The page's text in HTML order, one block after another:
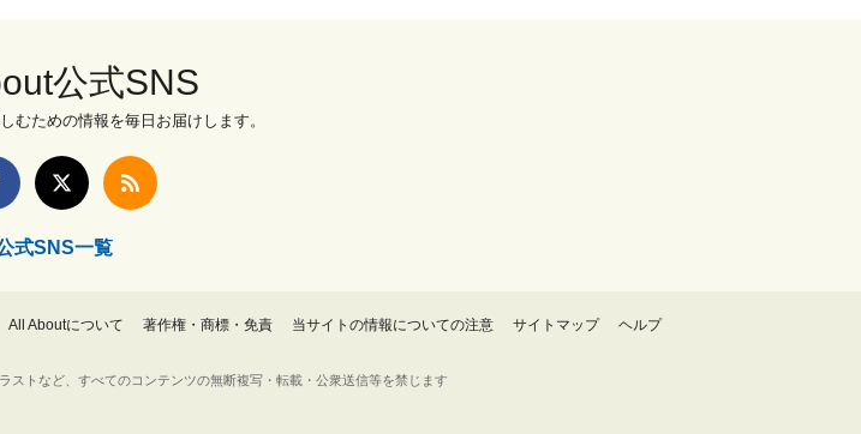
公式SNS
むための情報を毎日お届けします。
式SNS一覧
All Aboutについて 著作権・商標・免責 当サイトの情報についての注意 サイトマップ ヘルプ
ストなど、すべてのコンテンツの無断複写・転載・公衆送信等を禁じます